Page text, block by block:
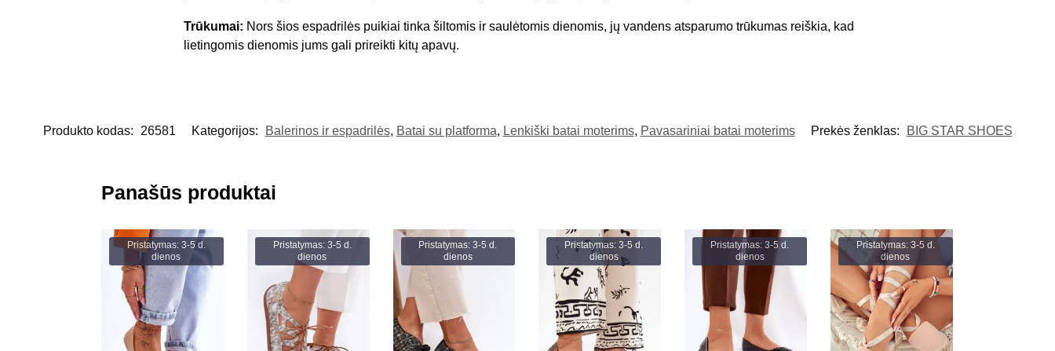
Trūkumai: Nors šios espadrilės puikiai tinka šiltomis ir saulėtomis dienomis, jų vandens atsparumo trūkumas reiškia, kad
lietingomis dienomis jums gali prireikti kitų apavų.
Produkto kodas: 26581 Kategorijos: Balerinos ir espadrilės, Batai su platforma, Lenkiški batai moterims, Pavasariniai batai moterims Prekės ženklas: BIG STAR SHOES
Panašūs produktai
Pristatymas: 3-5 d.
dienos
Pristatymas: 3-5 d.
dienos
Pristatymas: 3-5 d.
dienos
Pristatymas: 3-5 d.
dienos
Pristatymas: 3-5 d.
dienos
Pristatymas: 3-5 d.
dienos